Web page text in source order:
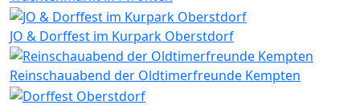
JO & Dorffest im Kurpark Oberstdorf
Reinschauabend der Oldtimerfreunde Kempten